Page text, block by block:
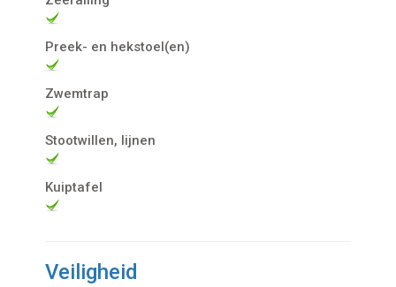
Preek- en hekstoel(en)
Zwemtrap
Stootwillen, lijnen
Kuiptafel
Veiligheid